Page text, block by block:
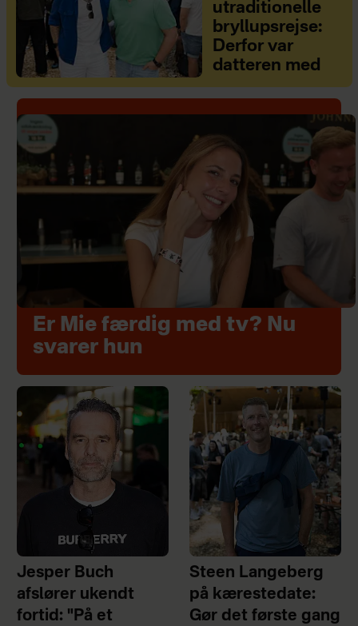
utraditionelle
bryllupsrejse:
Derfor var
datteren med
Er Mie færdig med tv? Nu
svarer hun
Jesper Buch
afslører ukendt
fortid: "På et
Steen Langeberg
på kærestedate:
Gør det første gang